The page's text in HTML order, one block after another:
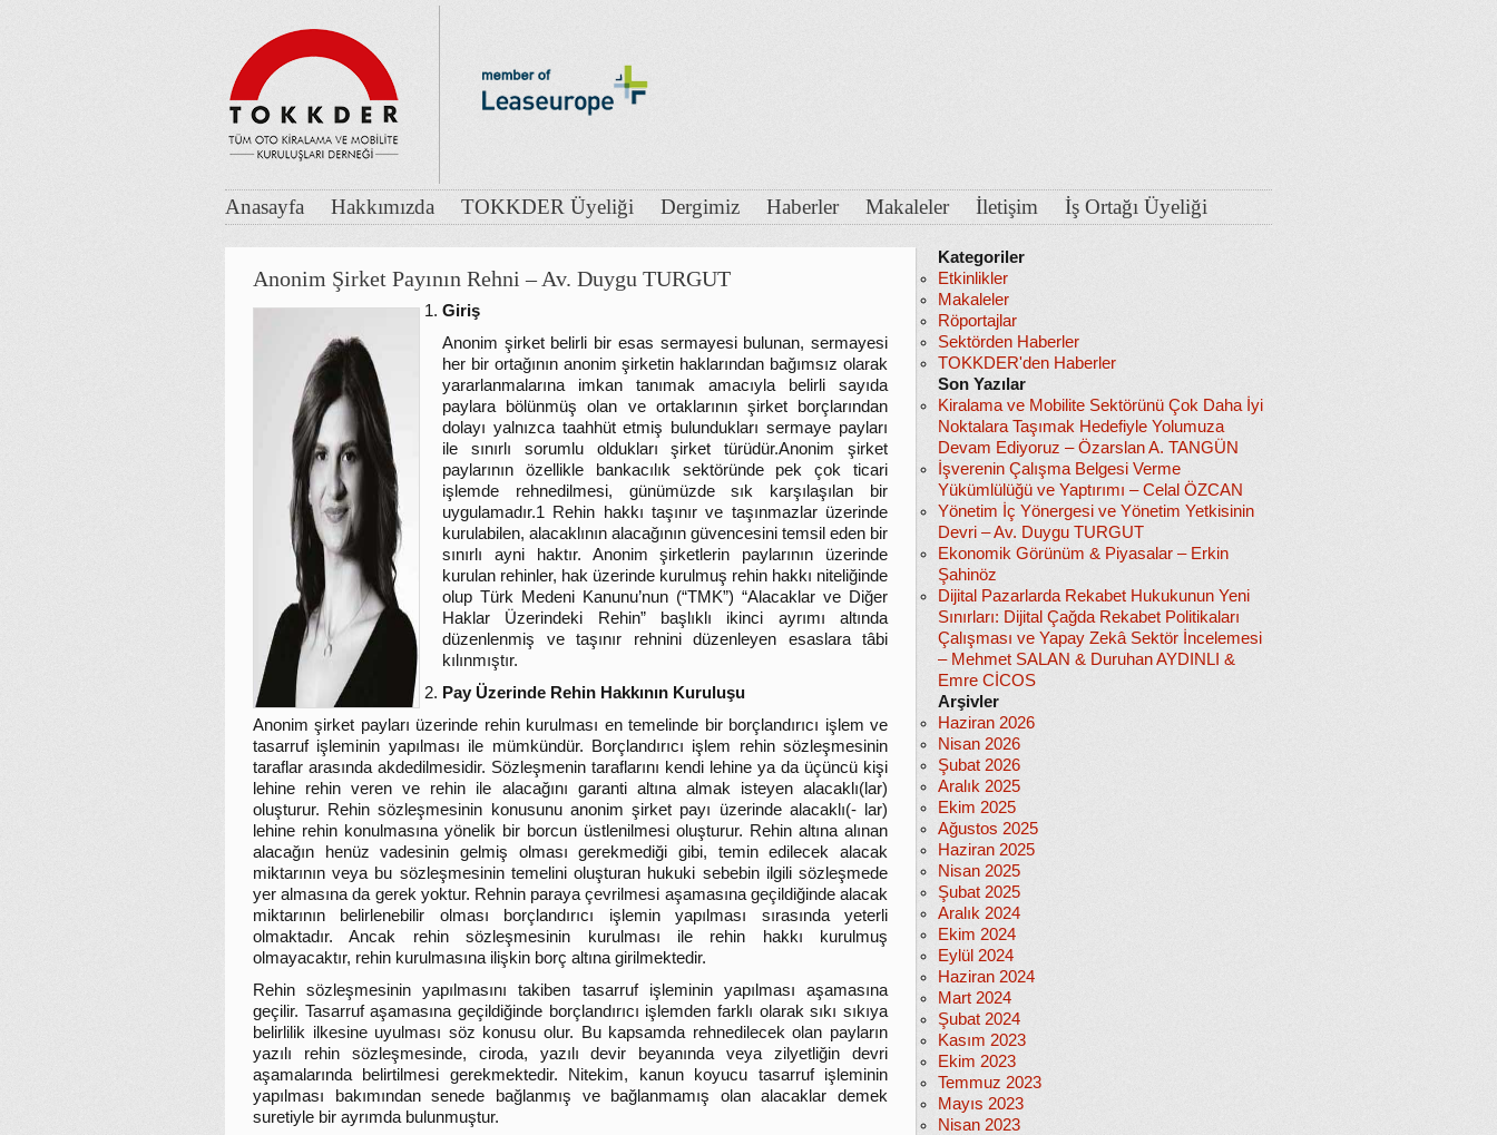
Anasayfa Hakkımızda TOKKDER Üyeliği Dergimiz Haberler Makaleler İletişim İş Ortağı Üyeliği
Anonim Şirket Payının Rehni – Av. Duygu TURGUT
Giriş
Anonim şirket belirli bir esas sermayesi bulunan, sermayesi
her bir ortağının anonim şirketin haklarından bağımsız olarak
yararlanmalarına imkan tanımak amacıyla belirli sayıda
paylara bölünmüş olan ve ortaklarının şirket borçlarından
dolayı yalnızca taahhüt etmiş bulundukları sermaye payları
ile sınırlı sorumlu oldukları şirket türüdür.Anonim şirket
paylarının özellikle bankacılık sektöründe pek çok ticari
işlemde rehnedilmesi, günümüzde sık karşılaşılan bir
uygulamadır.1 Rehin hakkı taşınır ve taşınmazlar üzerinde
kurulabilen, alacaklının alacağının güvencesini temsil eden bir
sınırlı ayni haktır. Anonim şirketlerin paylarının üzerinde
kurulan rehinler, hak üzerinde kurulmuş rehin hakkı niteliğinde
olup Türk Medeni Kanunu’nun (“TMK”) “Alacaklar ve Diğer
Haklar Üzerindeki Rehin” başlıklı ikinci ayrımı altında
düzenlenmiş ve taşınır rehnini düzenleyen esaslara tâbi
kılınmıştır.
Pay Üzerinde Rehin Hakkının Kuruluşu
Anonim şirket payları üzerinde rehin kurulması en temelinde bir borçlandırıcı işlem ve
tasarruf işleminin yapılması ile mümkündür. Borçlandırıcı işlem rehin sözleşmesinin
taraflar arasında akdedilmesidir. Sözleşmenin taraflarını kendi lehine ya da üçüncü kişi
lehine rehin veren ve rehin ile alacağını garanti altına almak isteyen alacaklı(lar)
oluşturur. Rehin sözleşmesinin konusunu anonim şirket payı üzerinde alacaklı(- lar)
lehine rehin konulmasına yönelik bir borcun üstlenilmesi oluşturur. Rehin altına alınan
alacağın henüz vadesinin gelmiş olması gerekmediği gibi, temin edilecek alacak
miktarının veya bu sözleşmesinin temelini oluşturan hukuki sebebin ilgili sözleşmede
yer almasına da gerek yoktur. Rehnin paraya çevrilmesi aşamasına geçildiğinde alacak
miktarının belirlenebilir olması borçlandırıcı işlemin yapılması sırasında yeterli
olmaktadır. Ancak rehin sözleşmesinin kurulması ile rehin hakkı kurulmuş
olmayacaktır, rehin kurulmasına ilişkin borç altına girilmektedir.
Rehin sözleşmesinin yapılmasını takiben tasarruf işleminin yapılması aşamasına
geçilir. Tasarruf aşamasına geçildiğinde borçlandırıcı işlemden farklı olarak sıkı sıkıya
belirlilik ilkesine uyulması söz konusu olur. Bu kapsamda rehnedilecek olan payların
yazılı rehin sözleşmesinde, ciroda, yazılı devir beyanında veya zilyetliğin devri
aşamalarında belirtilmesi gerekmektedir. Nitekim, kanun koyucu tasarruf işleminin
yapılması bakımından senede bağlanmış ve bağlanmamış olan alacaklar demek
suretiyle bir ayrımda bulunmuştur.
Kategoriler
Etkinlikler
Makaleler
Röportajlar
Sektörden Haberler
TOKKDER'den Haberler
Son Yazılar
Kiralama ve Mobilite Sektörünü Çok Daha İyi
Noktalara Taşımak Hedefiyle Yolumuza
Devam Ediyoruz – Özarslan A. TANGÜN
İşverenin Çalışma Belgesi Verme
Yükümlülüğü ve Yaptırımı – Celal ÖZCAN
Yönetim İç Yönergesi ve Yönetim Yetkisinin
Devri – Av. Duygu TURGUT
Ekonomik Görünüm & Piyasalar – Erkin
Şahinöz
Dijital Pazarlarda Rekabet Hukukunun Yeni
Sınırları: Dijital Çağda Rekabet Politikaları
Çalışması ve Yapay Zekâ Sektör İncelemesi
– Mehmet SALAN & Duruhan AYDINLI &
Emre CİCOS
Arşivler
Haziran 2026
Nisan 2026
Şubat 2026
Aralık 2025
Ekim 2025
Ağustos 2025
Haziran 2025
Nisan 2025
Şubat 2025
Aralık 2024
Ekim 2024
Eylül 2024
Haziran 2024
Mart 2024
Şubat 2024
Kasım 2023
Ekim 2023
Temmuz 2023
Mayıs 2023
Nisan 2023